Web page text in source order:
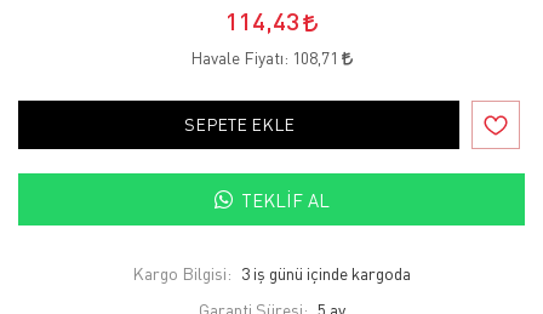
114,43
Havale Fiyatı: 108,71
SEPETE EKLE
TEKLIF AL
Kargo Bilgisi: 3 iş günü içinde kargoda